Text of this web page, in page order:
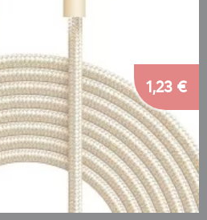
1,23 €